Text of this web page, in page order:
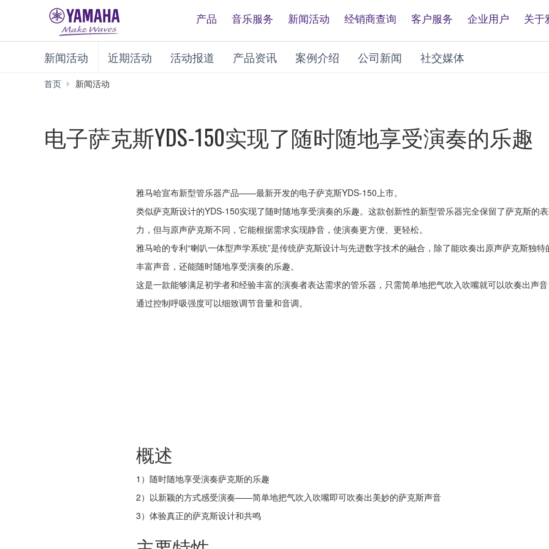
产品 音乐服务 新闻活动 经销商查询 客户服务 企业用户 关于
新闻活动 近期活动 活动报道 产品资讯 案例介绍 公司新闻 社交媒体
首页 新闻活动
电子萨克斯YDS-150实现了随时随地享受演奏的乐趣
雅马哈宣布新型管乐器产品——最新开发的电子萨克斯YDS-150上市。
类似萨克斯设计的YDS-150实现了随时随地享受演奏的乐趣。这款创新性的新型管乐器完全保留了萨克斯的
力，但与原声萨克斯不同，它能根据需求实现静音，使演奏更方便、更轻松。
雅马哈的专利“喇叭一体型声学系统”是传统萨克斯设计与先进数字技术的融合，除了能吹奏出原声萨克斯独特
丰富声音，还能随时随地享受演奏的乐趣。
这是一款能够满足初学者和经验丰富的演奏者表达需求的管乐器，只需简单地把气吹入吹嘴就可以吹奏出声
通过控制呼吸强度可以细致调节音量和音调。
概述
1）随时随地享受演奏萨克斯的乐趣
2）以新颖的方式感受演奏——简单地把气吹入吹嘴即可吹奏出美妙的萨克斯声音
3）体验真正的萨克斯设计和共鸣